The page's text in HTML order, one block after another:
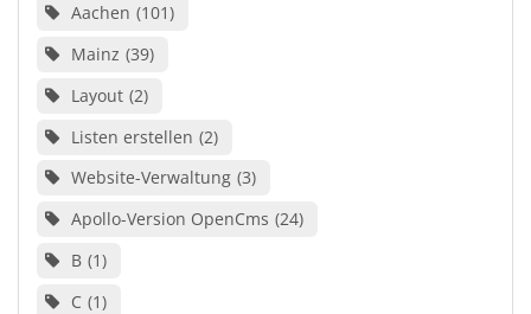
Aachen 101
Mainz 39
Layout 2
Listen erstellen 2
Website-Verwaltung 3
Apollo-Version OpenCms 24
B 1
C 1